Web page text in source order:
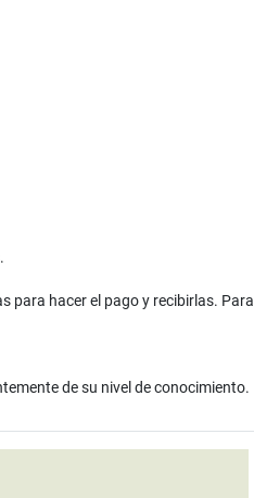
para hacer el pago y recibirlas. Para
de su nivel de conocimiento.